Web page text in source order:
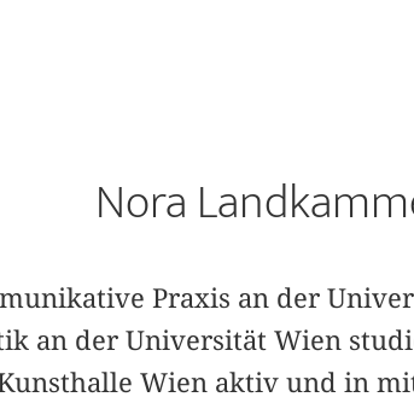
Nora
Praxis an der
an der Universität Wien
Wien aktiv und in